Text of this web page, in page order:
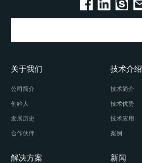
关于我们
公司简介
创始人
发展历史
合作伙伴
技术介绍
技术简介
技术优势
技术应用
案例
解决方案 新闻